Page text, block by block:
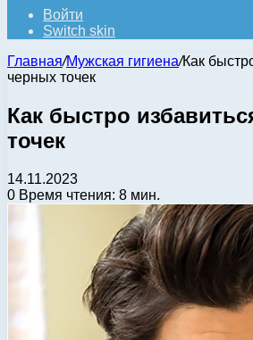
Войти
Switch skin
Главная/Мужская гигиена/Как
черных точек
Как быстро
точек
14.11.2023
0 Время чтения: 8 мин.